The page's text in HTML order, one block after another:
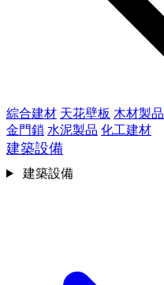
綜合建材 天花壁板 木材製品
金門鎖 水泥製品 化工建材
建築設備
建築設備